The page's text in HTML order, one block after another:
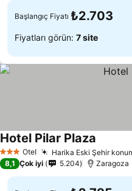
Başlangıç Fiyatı ₺2.703
Fiyatları görün: 7 site
3 YıldızOtel Harika Eski Şehir
Hotel Pilar Plaza
8,1 Çok iyi 5.204 Zaragoza